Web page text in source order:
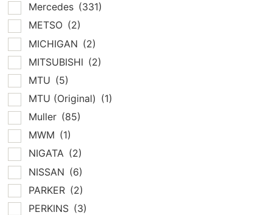
Mercedes (331)
METSO (2)
MICHIGAN (2)
MITSUBISHI (2)
MTU (5)
MTU (Original) (1)
Muller (85)
MWM (1)
NIGATA (2)
NISSAN (6)
PARKER (2)
PERKINS (3)